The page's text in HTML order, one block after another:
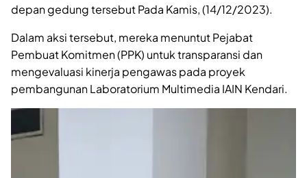
depan gedung tersebut Pada Kamis, (14/12/2023).
Dalam aksi tersebut, mereka menuntut Pejabat
Pembuat Komitmen (PPK) untuk transparansi dan
mengevaluasi kinerja pengawas pada proyek
pembangunan Laboratorium Multimedia IAIN Kendari.